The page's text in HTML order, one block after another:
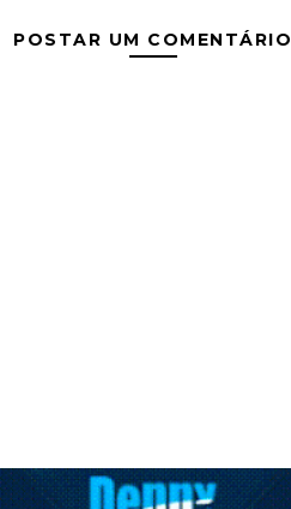
POSTAR UM COMENTÁRIO